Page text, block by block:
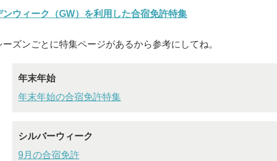
ンウィーク（GW）を利用した合宿免許特集
ズンごとに特集ページがあるから参考にしてね。
年末年始
年末年始の合宿免許特集
シルバーウィーク
9月の合宿免許